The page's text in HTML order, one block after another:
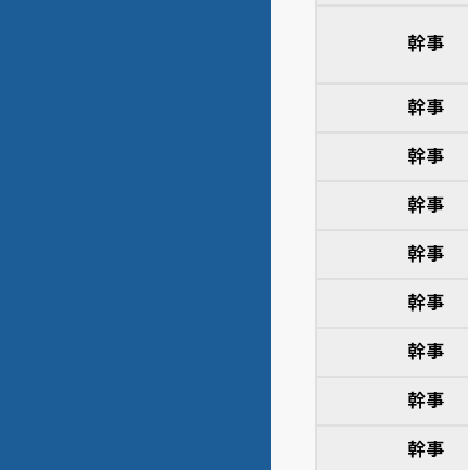
幹事
幹事
幹事
幹事
幹事
幹事
幹事
幹事
幹事